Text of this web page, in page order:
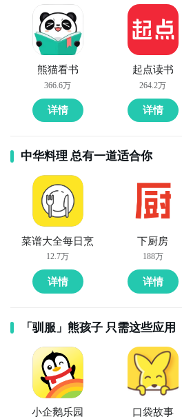
熊猫看书
366.6万
详情
起点读书
264.2万
详情
中华料理 总有一道适合你
菜谱大全每日烹
12.7万
详情
下厨房
188万
详情
「驯服」熊孩子 只需这些应用
小企鹅乐园 口袋故事